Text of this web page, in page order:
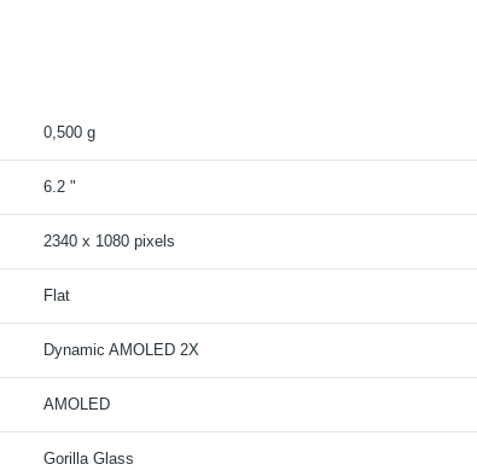
0,500 g
6.2 "
2340 x 1080 pixels
Flat
Dynamic AMOLED 2X
AMOLED
Gorilla Glass